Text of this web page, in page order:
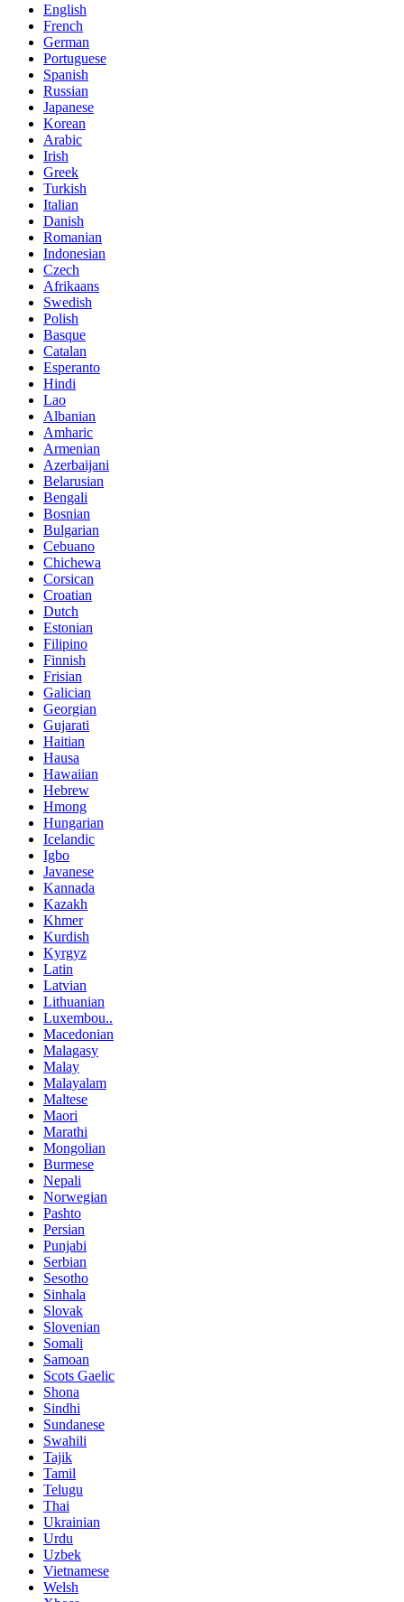
English
French
German
Portuguese
Spanish
Russian
Japanese
Korean
Arabic
Irish
Greek
Turkish
Italian
Danish
Romanian
Indonesian
Czech
Afrikaans
Swedish
Polish
Basque
Catalan
Esperanto
Hindi
Lao
Albanian
Amharic
Armenian
Azerbaijani
Belarusian
Bengali
Bosnian
Bulgarian
Cebuano
Chichewa
Corsican
Croatian
Dutch
Estonian
Filipino
Finnish
Frisian
Galician
Georgian
Gujarati
Haitian
Hausa
Hawaiian
Hebrew
Hmong
Hungarian
Icelandic
Igbo
Javanese
Kannada
Kazakh
Khmer
Kurdish
Kyrgyz
Latin
Latvian
Lithuanian
Luxembou..
Macedonian
Malagasy
Malay
Malayalam
Maltese
Maori
Marathi
Mongolian
Burmese
Nepali
Norwegian
Pashto
Persian
Punjabi
Serbian
Sesotho
Sinhala
Slovak
Slovenian
Somali
Samoan
Scots Gaelic
Shona
Sindhi
Sundanese
Swahili
Tajik
Tamil
Telugu
Thai
Ukrainian
Urdu
Uzbek
Vietnamese
Welsh